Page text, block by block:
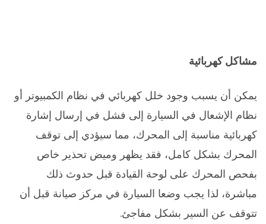
مشاكل كهربائية
يمكن أن يسبب وجود خلل كهربائي في نظام الكمبيوتر أو
نظام الإشعال في السيارة إلى فشل في إرسال إشارة
كهربائية مناسبة إلى المحرك، مما سيؤدي إلى توقف
المحرك بشكل كامل، فقد يظهر وميض تحذير خاص
بفحص المحرك على لوحة القيادة قبل حدوث ذلك
مباشرة، لذا يجب وضعا السيارة في مركز صيانة قبل أن
تتوقف عن السير بشكل مفاجئ.